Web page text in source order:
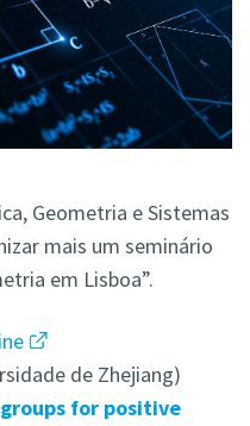
Geometria e Sistemas
mais um seminário
em Lisboa”.
de Zhejiang)
for positive